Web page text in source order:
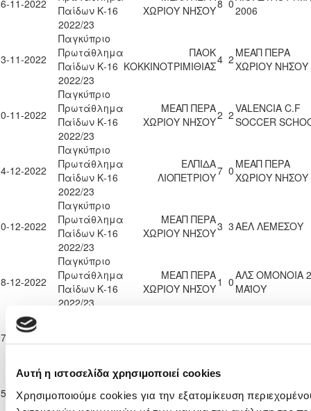
Αυτή η ιστοσελίδα χρησιμοποιεί cookies
Χρησιμοποιούμε cookies για την εξατομίκευση
11-2022
Παίδων Κ-16
2022/23
ΧΩΡΙΟΥ ΝΗΣΟΥ8 02006
11-2022
Παγκύπριο
Πρωτάθλημα
Παίδων Κ-16
2022/23
ΠΑΟΚ
ΚΟΚΚΙΝΟΤΡΙΜΙΘΙΑΣ4 2 ΜΕΑΠ ΠΕΡΑ
ΧΩΡΙΟΥ ΝΗΣΟΥ
11-2022
Παγκύπριο
Πρωτάθλημα
Παίδων Κ-16
2022/23
ΜΕΑΠ ΠΕΡΑ
ΧΩΡΙΟΥ ΝΗΣΟΥ2 2VALENCIA C.F
SOCCER
12-2022
Παγκύπριο
Πρωτάθλημα
Παίδων Κ-16
2022/23
ΕΛΠΙΔΑ
ΛΙΟΠΕΤΡΙΟΥ7 0 ΜΕΑΠ ΠΕΡΑ
ΧΩΡΙΟΥ ΝΗΣΟΥ
12-2022
Παγκύπριο
Πρωτάθλημα
Παίδων Κ-16
2022/23
ΜΕΑΠ ΠΕΡΑ
ΧΩΡΙΟΥ ΝΗΣΟΥ3 3ΑΕΛ ΛΕΜΕΣΟΥ
12-2022
Παγκύπριο
Πρωτάθλημα
Παίδων Κ-16
2022/23
ΜΕΑΠ ΠΕΡΑ
ΧΩΡΙΟΥ ΝΗΣΟΥ1 0ΑΛΣ ΟΜΟΝΟΙΑ
ΜΑΪΟΥ
01-2023
Παίδων Κ-16
ΧΩΡΙΟΥ ΝΗΣΟΥ
01-2023
Παγκύπριο
Παίδων Κ-16
ΠΑΕΕΚ ΚΕΡΥΝΕΙΑΣ2 0ΧΩΡΙΟΥ ΝΗΣΟΥ